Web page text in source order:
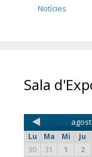
Notícies
Sala
Lu Ma Mi Ju
30
31 1 2